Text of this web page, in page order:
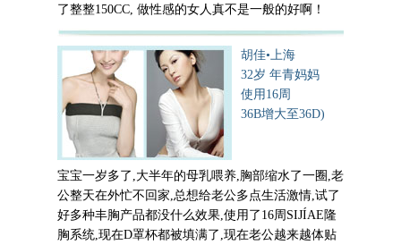
了整整150CC, 做性感的女人真不是一般的好啊！
胡佳•上海
32岁 年青妈妈
使用16周
36B增大至36D)
宝宝一岁多了,大半年的母乳喂养,胸部缩水了一圈,老
公整天在外忙不回家,总想给老公多点生活激情,试了
好多种丰胸产品都没什么效果,使用了16周SIJÍAE隆
胸系统,现在D罩杯都被填满了,现在老公越来越体贴